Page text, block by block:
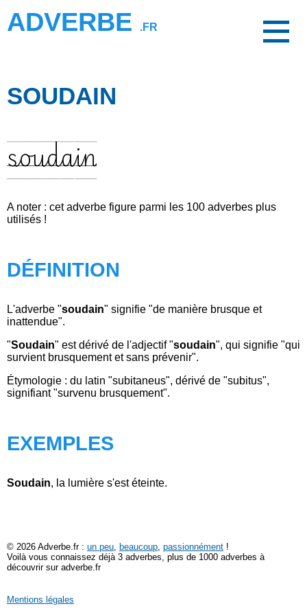
ADVERBE .FR
SOUDAIN
soudain
A noter : cet adverbe figure parmi les 100 adverbes plus
utilisés !
DÉFINITION
L'adverbe "soudain" signifie "de manière brusque et
inattendue".
"Soudain" est dérivé de l'adjectif "soudain", qui signifie "qui
survient brusquement et sans prévenir".
Étymologie : du latin "subitaneus", dérivé de "subitus",
signifiant "survenu brusquement".
EXEMPLES
Soudain, la lumière s'est éteinte.
© 2026 Adverbe.fr : un peu, beaucoup, passionnément !
Voilà vous connaissez déjà 3 adverbes, plus de 1000 adverbes à
découvrir sur adverbe.fr
Mentions légales